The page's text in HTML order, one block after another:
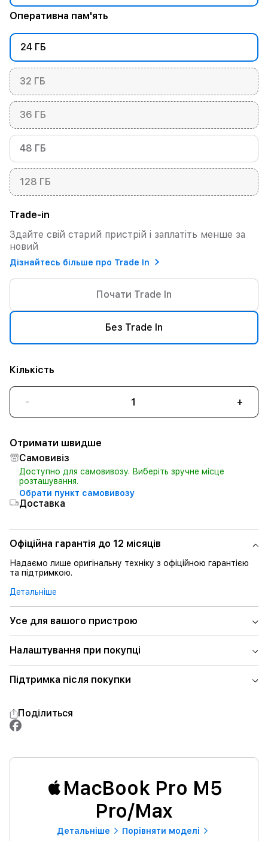
Оперативна пам'ять
24 ГБ
32 ГБ
36 ГБ
48 ГБ
128 ГБ
Trade-in
Здайте свій старий пристрій і заплатіть менше за
новий
Дізнайтесь більше про Trade In
Почати Trade In
Без Trade In
Кількість
- +
Отримати швидше
Самовивіз
Доступно для самовивозу. Виберіть зручне місце
розташування.
Обрати пункт самовивозу
Доставка
Офіційна гарантія до 12 місяців
Надаємо лише оригінальну техніку з офіційною гарантією
та підтримкою.
Детальніше
Усе для вашого пристрою
Налаштування при покупці
Підтримка після покупки
Поділиться
MacBook Pro M5
Pro/Max
Детальнiше Порівняти моделі